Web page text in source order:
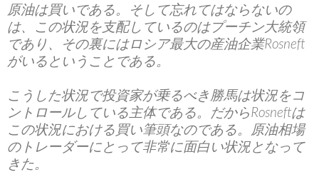
原油は買いである。そして忘れてはならないの
は、この状況を支配しているのはプーチン大統領
であり、その裏にはロシア最大の産油企業Rosneft
がいるということである。
こうした状況で投資家が乗るべき勝馬は状況をコ
ントロールしている主体である。だからRosneftは
この状況における買い筆頭なのである。原油相場
のトレーダーにとって非常に面白い状況となって
きた。